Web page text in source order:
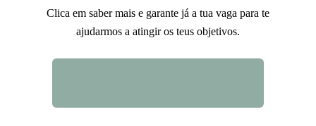
Clica em saber mais e garante já a tua vaga para te
ajudarmos a atingir os teus objetivos.